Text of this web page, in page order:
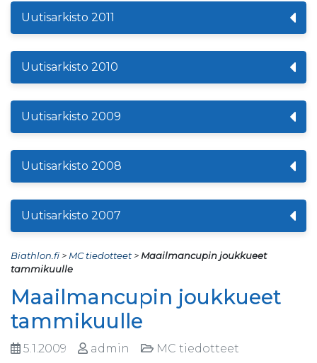
Uutisarkisto 2011
Uutisarkisto 2010
Uutisarkisto 2009
Uutisarkisto 2008
Uutisarkisto 2007
Biathlon.fi> MC tiedotteet> Maailmancupin joukkueet
tammikuulle
Maailmancupin joukkueet
tammikuulle
5.1.2009 admin MC tiedotteet